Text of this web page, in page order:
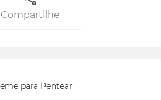
Compartilhe
para Pentear